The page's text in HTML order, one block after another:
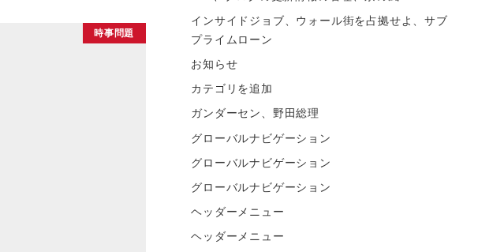
時事問題
インサイドジョブ、ウォール街を占拠せよ、サブ
プライムローン
お知らせ
カテゴリを追加
ガンダーセン、野田総理
グローバルナビゲーション
グローバルナビゲーション
グローバルナビゲーション
ヘッダーメニュー
ヘッダーメニュー